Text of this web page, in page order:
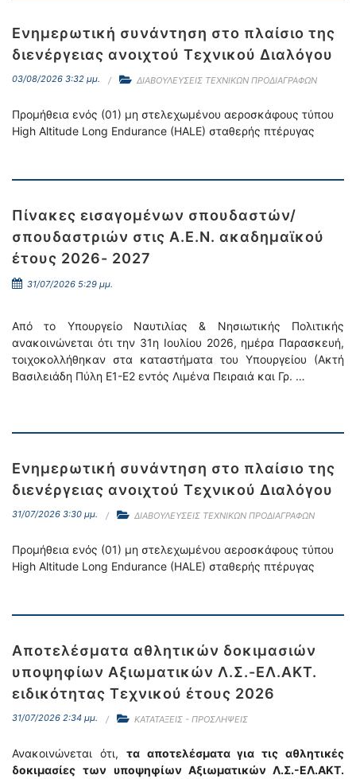
Ενημερωτική συνάντηση στο πλαίσιο της
διενέργειας ανοιχτού Τεχνικού Διαλόγου
03/08/2026 3:32 μμ. ΔΙΑΒΟΥΛΕΥΣΕΙΣ ΤΕΧΝΙΚΩΝ ΠΡΟΔΙΑΓΡΑΦΩΝ
Προμήθεια ενός (01) μη στελεχωμένου αεροσκάφους τύπου
High Altitude Long Endurance (HALE) σταθερής πτέρυγας
Πίνακες εισαγομένων σπουδαστών/
σπουδαστριών στις Α.Ε.Ν. ακαδημαϊκού
έτους 2026- 2027
31/07/2026 5:29 μμ.
Από το Υπουργείο Ναυτιλίας & Νησιωτικής Πολιτικής
ανακοινώνεται ότι την 31η Ιουλίου 2026, ημέρα Παρασκευή,
τοιχοκολλήθηκαν στα καταστήματα του Υπουργείου (Ακτή
Βασιλειάδη Πύλη Ε1-Ε2 εντός Λιμένα Πειραιά και Γρ. …
Ενημερωτική συνάντηση στο πλαίσιο της
διενέργειας ανοιχτού Τεχνικού Διαλόγου
31/07/2026 3:30 μμ. ΔΙΑΒΟΥΛΕΥΣΕΙΣ ΤΕΧΝΙΚΩΝ ΠΡΟΔΙΑΓΡΑΦΩΝ
Προμήθεια ενός (01) μη στελεχωμένου αεροσκάφους τύπου
High Altitude Long Endurance (HALE) σταθερής πτέρυγας
Αποτελέσματα αθλητικών δοκιμασιών
υποψηφίων Αξιωματικών Λ.Σ.-ΕΛ.ΑΚΤ.
ειδικότητας Τεχνικού έτους 2026
31/07/2026 2:34 μμ. ΚΑΤΑΤΑΞΕΙΣ - ΠΡΟΣΛΗΨΕΙΣ
Ανακοινώνεται ότι, τα αποτελέσματα για τις αθλητικές
δοκιμασίες των υποψηφίων Αξιωματικών Λ.Σ.-ΕΛ.ΑΚΤ.